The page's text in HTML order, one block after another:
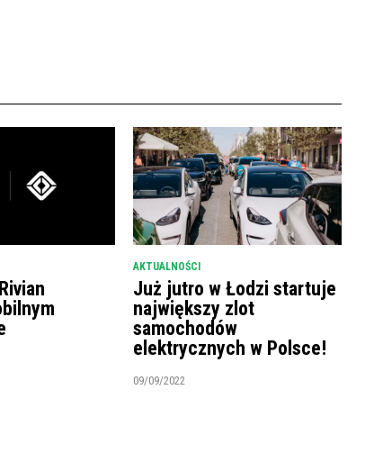
AKTUALNOŚCI
Już jutro w Łodzi startuje
największy zlot
samochodów
elektrycznych w Polsce!
09/09/2022